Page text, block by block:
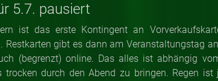
5.7. pausiert
ist das erste Kontingent an
Restkarten gibt es dann am Veranstaltungstag
(begrenzt) online. Das alles ist abhängig
trocken durch den Abend zu bringen. Regen